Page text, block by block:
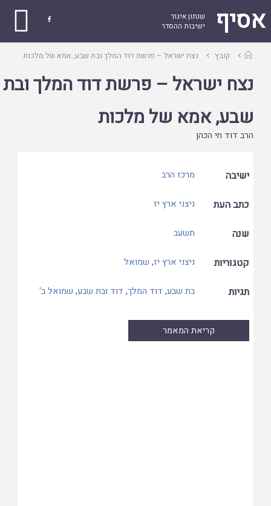
אסיף
שנתון איגוד
ישיבות ההסדר

עמודקובץ נצח ישראל – פרשת דוד המלך ובת שבע, אמא של מלכות
נצח ישראל – פרשת דוד המלך ובת
שבע, אמא של מלכות
הרב דוד חי הכהן
ישיבה מרכז הרב
כתב העת ניצני ארץ יז
שנה תשעב
קטגוריות ניצני ארץ יז, שמואל
תגיות בת שבע, דוד המלך, דוד ובת שבע, שמואל ב'
קריאת המאמר